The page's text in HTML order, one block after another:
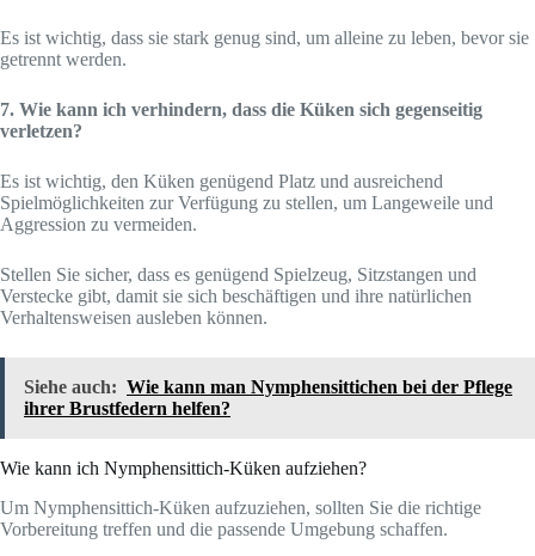
Es ist wichtig, dass sie stark genug sind, um alleine zu leben, bevor sie
getrennt werden.
7. Wie kann ich verhindern, dass die Küken sich gegenseitig
verletzen?
Es ist wichtig, den Küken genügend Platz und ausreichend
Spielmöglichkeiten zur Verfügung zu stellen, um Langeweile und
Aggression zu vermeiden.
Stellen Sie sicher, dass es genügend Spielzeug, Sitzstangen und
Verstecke gibt, damit sie sich beschäftigen und ihre natürlichen
Verhaltensweisen ausleben können.
Siehe auch: Wie kann man Nymphensittichen bei der Pflege
ihrer Brustfedern helfen?
Wie kann ich Nymphensittich-Küken aufziehen?
Um Nymphensittich-Küken aufzuziehen, sollten Sie die richtige
Vorbereitung treffen und die passende Umgebung schaffen.